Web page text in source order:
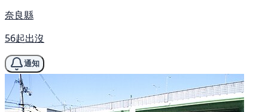
奈良縣
56起出沒
通知